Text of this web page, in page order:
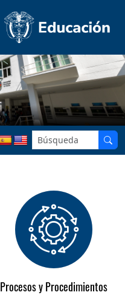
Procesos y Procedimientos